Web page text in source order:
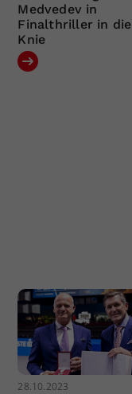
Medvedev in
Finalthriller in die
Knie
28.10.2023